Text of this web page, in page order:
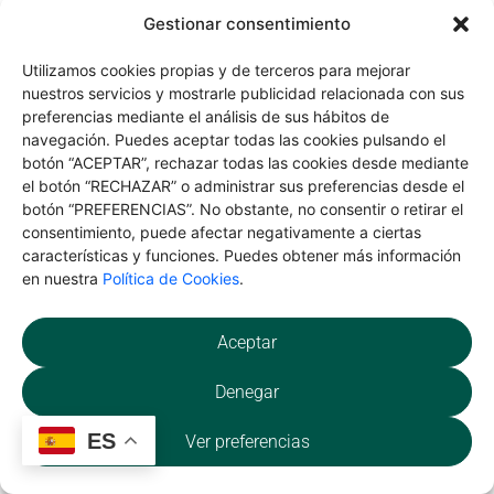
Gestionar consentimiento
Utilizamos cookies propias y de terceros para mejorar
nuestros servicios y mostrarle publicidad relacionada con sus
preferencias mediante el análisis de sus hábitos de
navegación. Puedes aceptar todas las cookies pulsando el
botón “ACEPTAR”, rechazar todas las cookies desde mediante
el botón “RECHAZAR” o administrar sus preferencias desde el
botón “PREFERENCIAS”. No obstante, no consentir o retirar el
consentimiento, puede afectar negativamente a ciertas
características y funciones. Puedes obtener más información
en nuestra Política de Cookies.
Aceptar
Denegar
Ver preferencias
tarrito de miel de 250gr.
no nos damos el
Por otro lado la
conexión a nivel
espiritual normalmente
está poco desarrollada,
no somos conscientes
de esta parte de
nuestro ser.
emocional, el estrés y
con el trabajo
energético se produce
una armonización a
nivel cuerpo, mente y
espíritu.
Saber más
Masajes con
aceites esenciales
natural para mejorar tu
faciales, orientales,
reflexología podal,
Visitas guiadas al
Buitrago del
representativos del
ES